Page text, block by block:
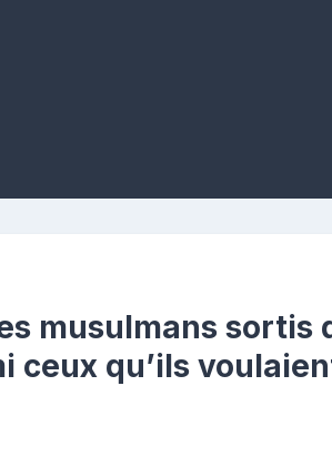
musulmans sortis
ceux qu’ils